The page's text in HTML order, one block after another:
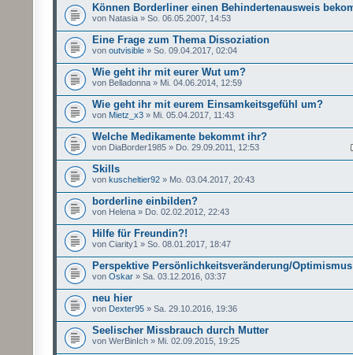
Können Borderliner einen Behindertenausweis
von Natasia » So. 06.05.2007, 14:53
Eine Frage zum Thema Dissoziation
von outvisible » So. 09.04.2017, 02:04
Wie geht ihr mit eurer Wut um?
von Belladonna » Mi. 04.06.2014, 12:59
Wie geht ihr mit eurem Einsamkeitsgefühl um?
von Mietz_x3 » Mi. 05.04.2017, 11:43
Welche Medikamente bekommt ihr?
von DiaBorder1985 » Do. 29.09.2011, 12:53
Skills
von kuscheltier92 » Mo. 03.04.2017, 20:43
borderline einbilden?
von Helena » Do. 02.02.2012, 22:43
Hilfe für Freundin?!
von Ciarity1 » So. 08.01.2017, 18:47
Perspektive Persönlichkeitsveränderung/Optimismus
von Oskar » Sa. 03.12.2016, 03:37
neu hier
von Dexter95 » Sa. 29.10.2016, 19:36
Seelischer Missbrauch durch Mutter
von WerBinIch » Mi. 02.09.2015, 19:25